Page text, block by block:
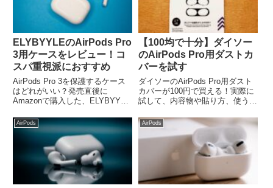
ELYBYYLEのAirPods Pro
3用ケースをレビュー！コ
スパ重視派におすすめ
AirPods Pro 3を保護するケース
はどれがいい？発売直後に
Amazonで購入した、ELYBYYLE
インを損なわず、カラビナも付い
ていて便利！
【100均で十分】ダイソー
のAirPods Pro用ダストカ
バーを試す
ダイソーのAirPods Pro用ダスト
カバーが100円で買える！実際に
試して、内容物や貼り方、使う上
パは？新品に貼るべき理由とは？
正直な感想をまとめました。
AirPods AirPods